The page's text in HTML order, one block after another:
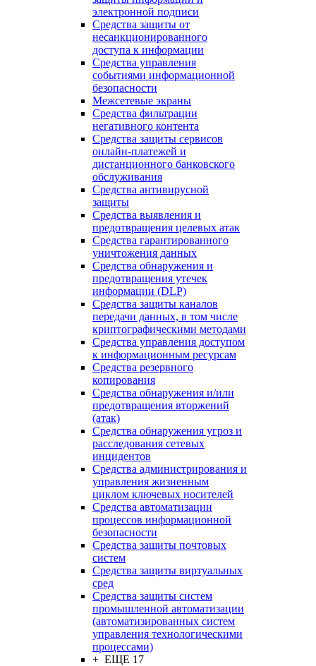
электронной подписи
Средства защиты от
несанкционированного
доступа к информации
Средства управления
событиями информационной
безопасности
Межсетевые экраны
Средства фильтрации
негативного контента
Средства защиты сервисов
онлайн-платежей и
дистанционного банковского
обслуживания
Средства антивирусной
защиты
Средства выявления и
предотвращения целевых атак
Средства гарантированного
уничтожения данных
Средства обнаружения и
предотвращения утечек
информации (DLP)
Средства защиты каналов
передачи данных, в том числе
криптографическими методами
Средства управления доступом
к информационным ресурсам
Средства резервного
копирования
Средства обнаружения и/или
предотвращения вторжений
(атак)
Средства обнаружения угроз и
расследования сетевых
инцидентов
Средства администрирования и
управления жизненным
циклом ключевых носителей
Средства автоматизации
процессов информационной
безопасности
Средства защиты почтовых
систем
Средства защиты виртуальных
сред
Средства защиты систем
промышленной автоматизации
(автоматизированных систем
управления технологическими
процессами)
+ ЕЩЕ 17